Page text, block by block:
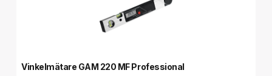
Vinkelmätare GAM 220 MF Professional